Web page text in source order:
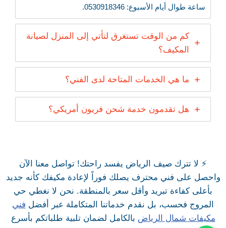
ساعة طوال أيام الأسبوع: 0530918346.
كم من الوقت تستغرق لتأتي إلى المنزل لصيانة
المكيف؟
ما هي الخدمات المتاحة لدى الفني؟
هل تقدمون خدمة شحن فريون أمريكي؟
⚡ لا تترك صيف الرياض يفسد راحتك! تواصل معنا الآن
واحصل على فني محترف يصلك فوراً لإعادة مكيفك كأنه جديد
بأعلى كفاءة تبريد وأقل سعر بالمنطقة. نحن لا نغطي حي
المروج فحسب، بل نقدم خدماتنا المتكاملة عبر أفضل فني
مكيفات شمال الرياض بالكامل لضمان تلبية طلباتكم بأسرع